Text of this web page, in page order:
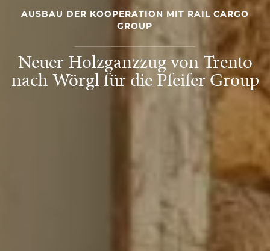
AUSBAU DER KOOPERATION MIT RAIL CARGO
GROUP
Neuer Holzganzzug von Trento
nach Wörgl für die Pfeifer Group